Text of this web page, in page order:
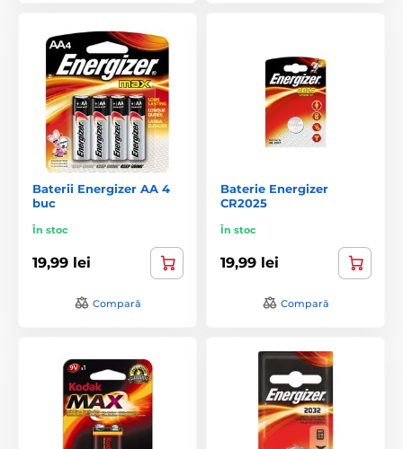
Baterii Energizer AA 4
buc
În stoc
19,99 lei
Compară
Baterie Energizer
CR2025
În stoc
19,99 lei
Compară